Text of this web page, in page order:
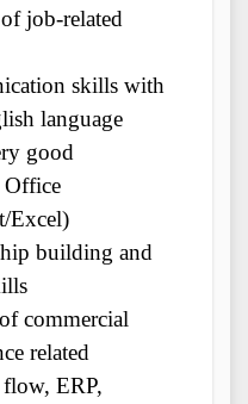
job-related
skills with
language
good
Excel)
building and
commercial
related
flow, ERP,